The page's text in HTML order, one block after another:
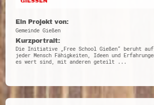
Ein Projekt von:
Gemeinde Gießen
Kurzportrait:
Die Initiative „Free School Gießen“ beruht
jeder Mensch Fähigkeiten, Ideen und
es wert sind, mit anderen geteilt ...